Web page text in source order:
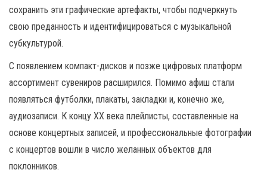
сохранить эти графические артефакты, чтобы подчеркнуть
свою преданность и идентифицироваться с музыкальной
субкультурой.
С появлением компакт-дисков и позже цифровых платформ
ассортимент сувениров расширился. Помимо афиш стали
появляться футболки, плакаты, закладки и, конечно же,
аудиозаписи. К концу XX века плейлисты, составленные на
основе концертных записей, и профессиональные фотографии
с концертов вошли в число желанных объектов для
поклонников.